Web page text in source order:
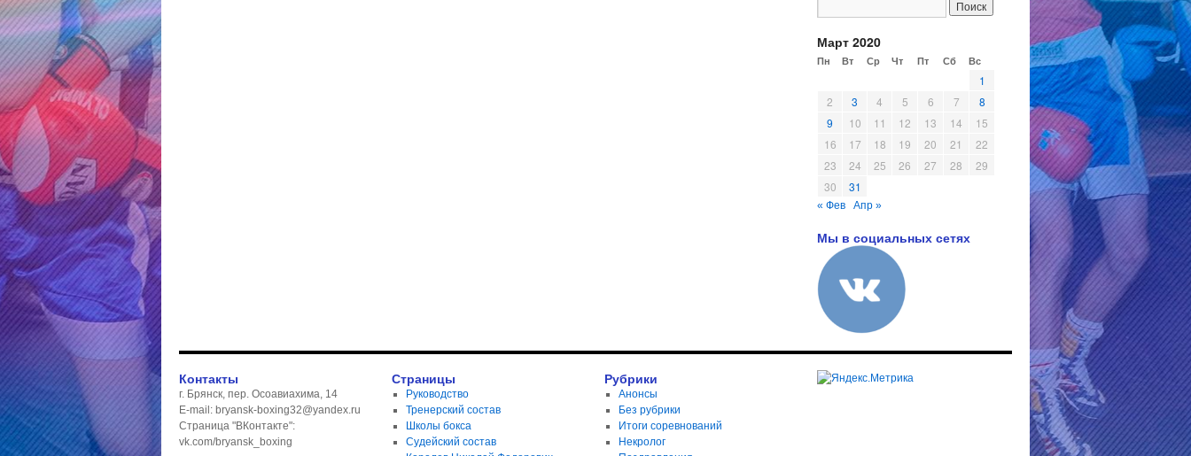
Март 2020
Пн Вт Ср Чт Пт Сб Вс
1
2
3 4 5 6 7
8
9
10 11 12 13 14
15
16
17 18 19 20 21
22
23
24 25 26 27 28
29
30
31
« Фев Апр »
Мы в социальных сетях
Контакты
г. Брянск, пер. Осоавиахима, 14
E-mail: bryansk-boxing32@yandex.ru
Страница "ВКонтакте":
vk.com/bryansk_boxing
Страницы
Руководство
Тренерский состав
Школы бокса
Судейский состав
Рубрики
Анонсы
Без рубрики
Итоги соревнований
Некролог